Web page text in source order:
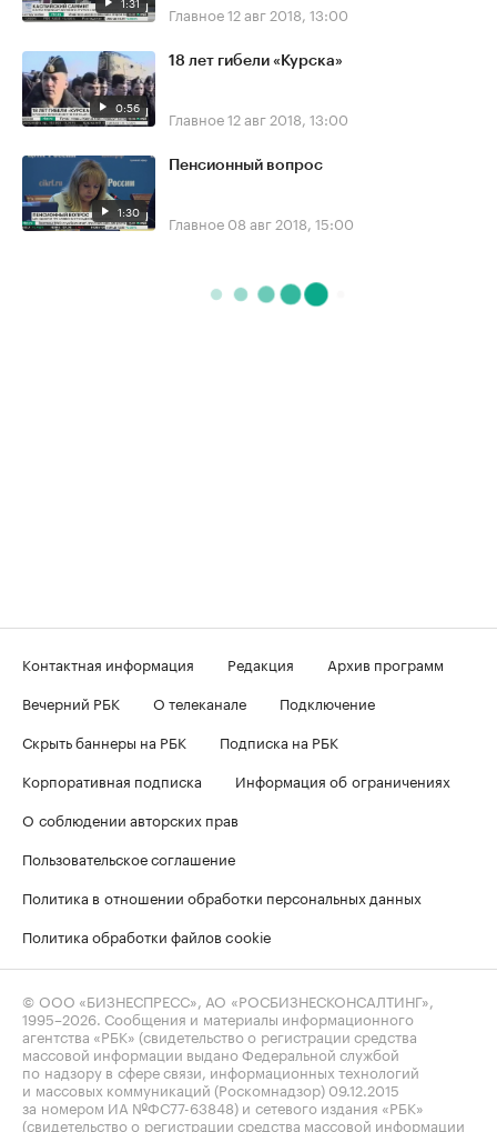
Главное12 авг 2018, 13:00
0:56
18 лет гибели «Курска»
Главное12 авг 2018, 13:00
1:30
Пенсионный вопрос
Главное 08 авг 2018, 15:00
Контактная информация Редакция
Архив программ
Вечерний РБК
О телеканале
Подключение
Скрыть баннеры на РБК
Подписка на РБК
Корпоративная подписка
Информация об ограничениях
О соблюдении авторских прав
Пользовательское соглашение
Политика в отношении обработки персональных данных
Политика обработки файлов cookie
© ООО «БИЗНЕСПРЕСС», АО «РОСБИЗНЕСКОНСАЛТИНГ»,
1995–2026 . Сообщения и материалы информационного
агентства «РБК» (свидетельство о регистрации средства
массовой информации выдано Федеральной службой
по надзору в сфере связи, информационных технологий
и массовых коммуникаций (Роскомнадзор) 09.12.2015
за номером ИА №ФС77-63848) и сетевого издания «РБК»
(свидетельство о регистрации средства массовой информации